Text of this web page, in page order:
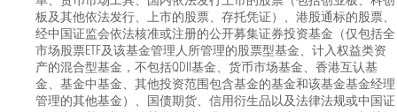
板及其他依法发行、上市的股票、存托凭证）、港股通标的股票、
经中国证监会依法核准或注册的公开募集证券投资基金（仅包括全
市场股票ETF及该基金管理人所管理的股票型基金、计入权益类资
产的混合型基金，不包括QDII基金、货币市场基金、香港互认基
金、基金中基金、其他投资范围包含基金的基金和该基金基金经理
管理的其他基金）、国债期货、信用衍生品以及法律法规或中国证